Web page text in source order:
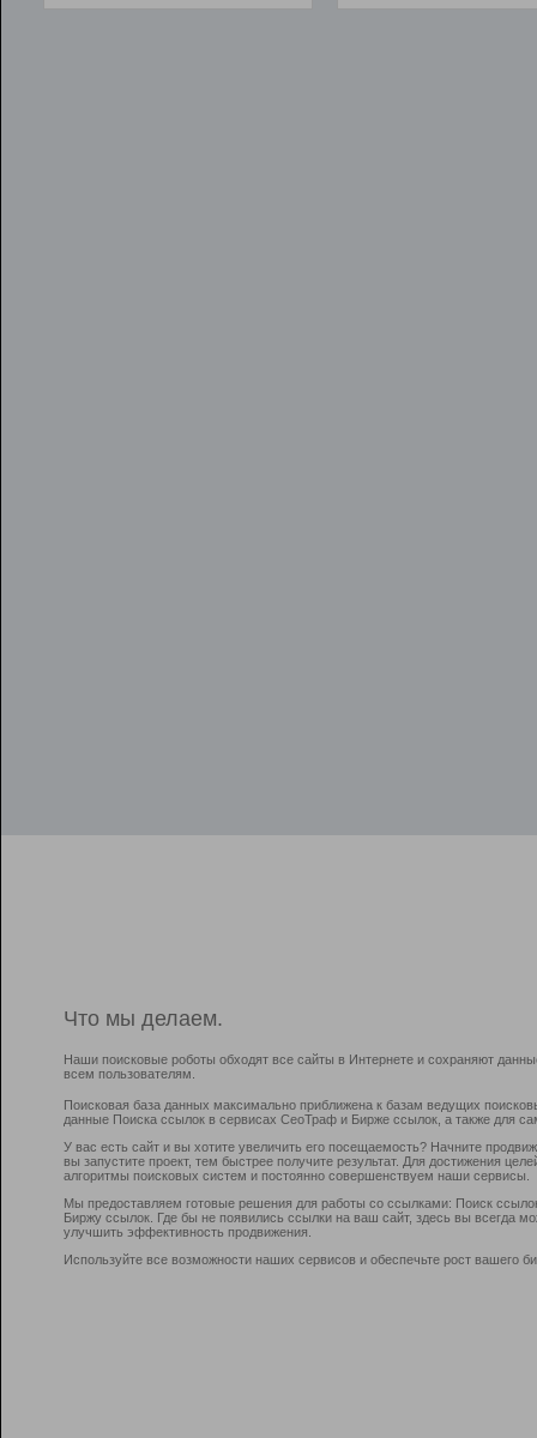
Что мы делаем.
Наши поисковые роботы обходят все сайты в Интернете и сохраняют
всем пользователям.
Поисковая база данных максимально приближена к базам ведущих
данные Поиска ссылок в сервисах СеоТраф и Бирже ссылок, а также для
У вас есть сайт и вы хотите увеличить его посещаемость? Начните
вы запустите проект, тем быстрее получите результат. Для достижения
алгоритмы поисковых систем и постоянно совершенствуем наши сервисы.
Мы предоставляем готовые решения для работы со ссылками: Поиск
Биржу ссылок. Где бы не появились ссылки на ваш сайт, здесь вы всегда
улучшить эффективность продвижения.
Используйте все возможности наших сервисов и обеспечьте рост вашего